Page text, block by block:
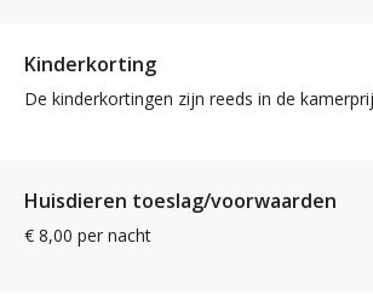
Kinderkorting
De kinderkortingen zijn reeds in de
Huisdieren toeslag/voorwaarden
€ 8,00 per nacht